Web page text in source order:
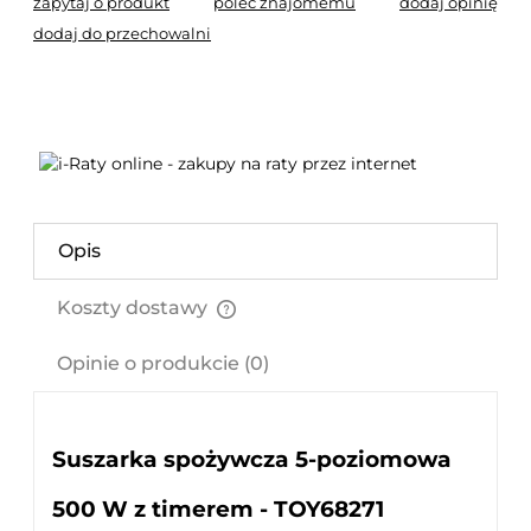
dodaj do przechowalni
Opis
Koszty dostawy
Opinie o produkcie (0)
Suszarka spożywcza 5-poziomowa
500 W z timerem - TOY68271